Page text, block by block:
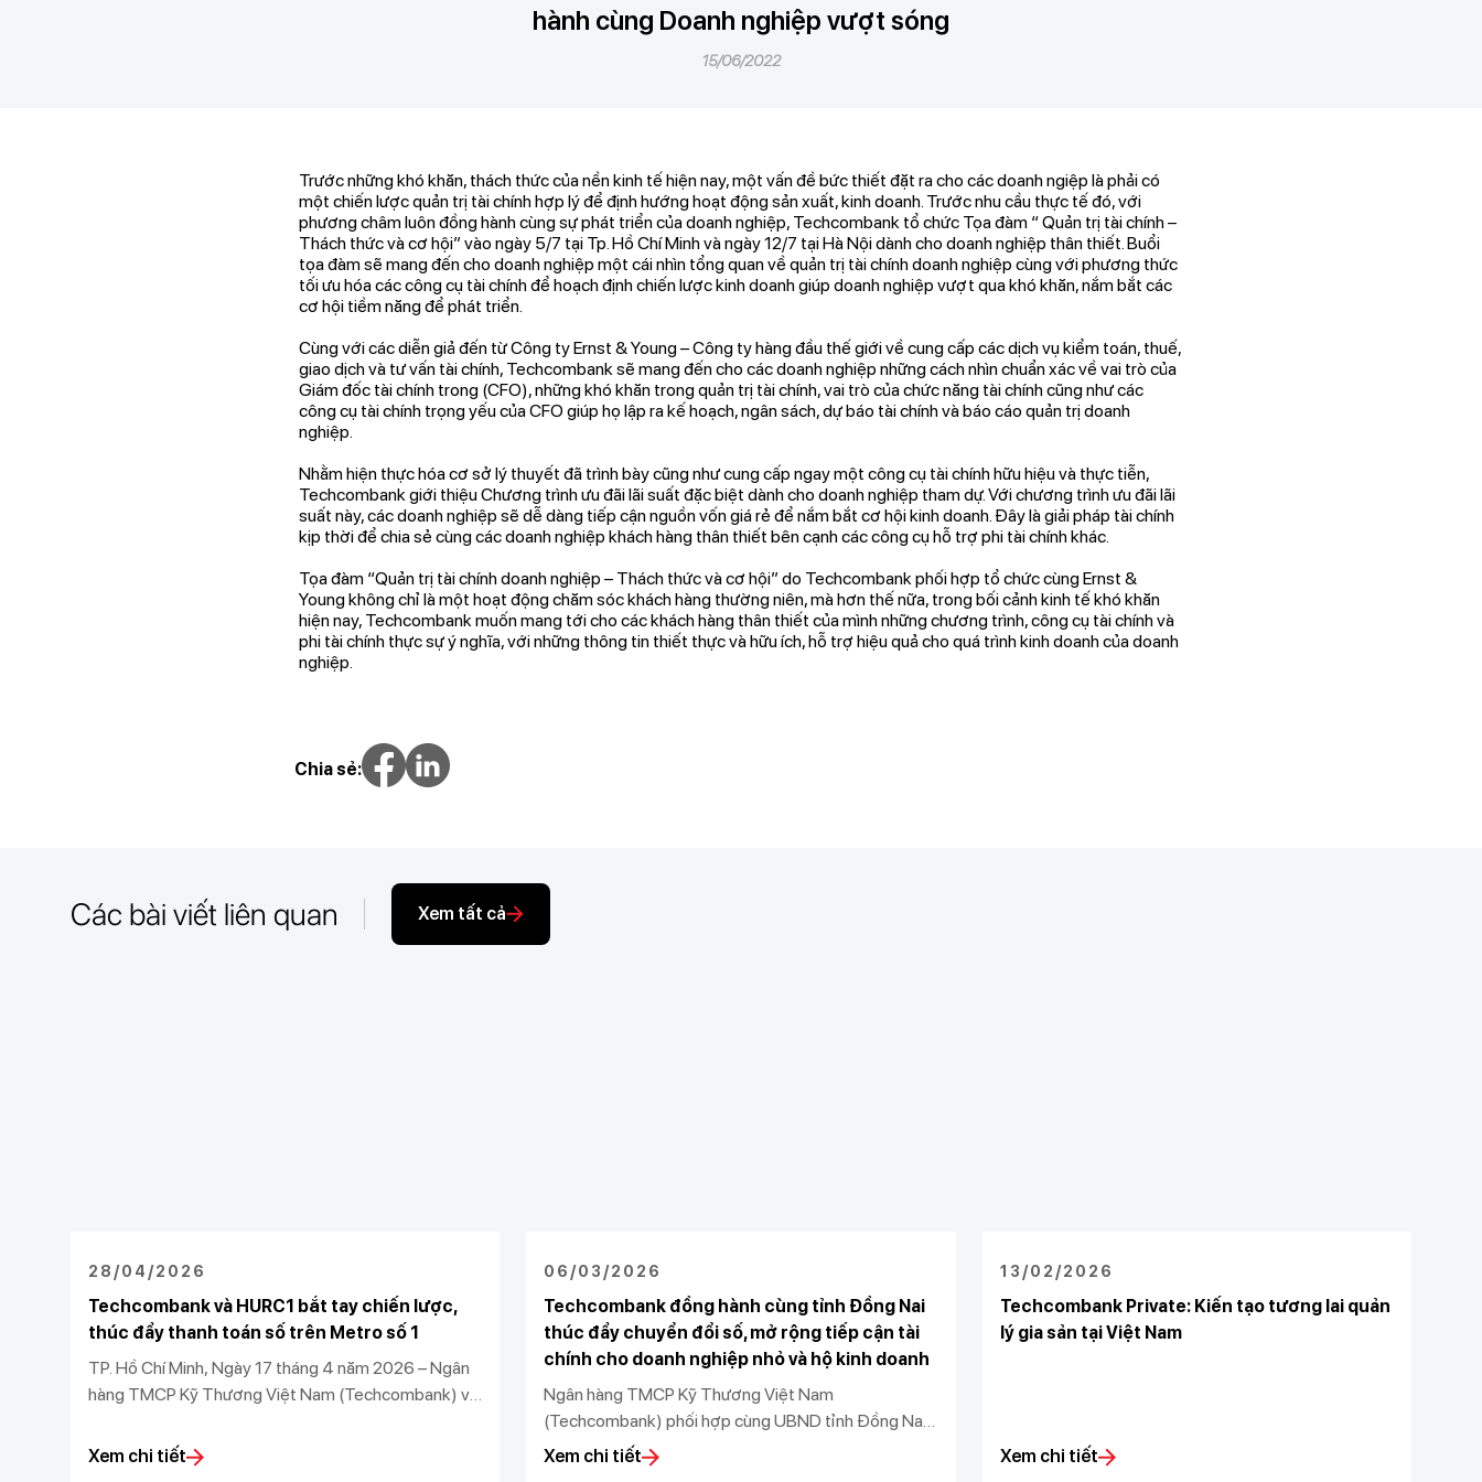
hành cùng Doanh nghiệp vượt sóng
15/06/2022
Trước những khó khăn, thách thức của nền kinh tế hiện nay, một vấn đề bức thiết đặt ra cho các doanh ngiệp là phải có
một chiến lược quản trị tài chính hợp lý để định hướng hoạt động sản xuất, kinh doanh. Trước nhu cầu thực tế đó, với
phương châm luôn đồng hành cùng sự phát triển của doanh nghiệp, Techcombank tổ chức Tọa đàm “ Quản trị tài chính –
Thách thức và cơ hội” vào ngày 5/7 tại Tp. Hồ Chí Minh và ngày 12/7 tại Hà Nội dành cho doanh nghiệp thân thiết. Buổi
tọa đàm sẽ mang đến cho doanh nghiệp một cái nhìn tổng quan về quản trị tài chính doanh nghiệp cùng với phương thức
tối ưu hóa các công cụ tài chính để hoạch định chiến lược kinh doanh giúp doanh nghiệp vượt qua khó khăn, nắm bắt các
cơ hội tiềm năng để phát triển.
Cùng với các diễn giả đến từ Công ty Ernst & Young – Công ty hàng đầu thế giới về cung cấp các dịch vụ kiểm toán, thuế,
giao dịch và tư vấn tài chính, Techcombank sẽ mang đến cho các doanh nghiệp những cách nhìn chuẩn xác về vai trò của
Giám đốc tài chính trong (CFO), những khó khăn trong quản trị tài chính, vai trò của chức năng tài chính cũng như các
công cụ tài chính trọng yếu của CFO giúp họ lập ra kế hoạch, ngân sách, dự báo tài chính và báo cáo quản trị doanh
nghiệp.
Nhằm hiện thực hóa cơ sở lý thuyết đã trình bày cũng như cung cấp ngay một công cụ tài chính hữu hiệu và thực tiễn,
Techcombank giới thiệu Chương trình ưu đãi lãi suất đặc biệt dành cho doanh nghiệp tham dự. Với chương trình ưu đãi lãi
suất này, các doanh nghiệp sẽ dễ dàng tiếp cận nguồn vốn giá rẻ để nắm bắt cơ hội kinh doanh. Đây là giải pháp tài chính
kịp thời để chia sẻ cùng các doanh nghiệp khách hàng thân thiết bên cạnh các công cụ hỗ trợ phi tài chính khác.
Tọa đàm “Quản trị tài chính doanh nghiệp – Thách thức và cơ hội” do Techcombank phối hợp tổ chức cùng Ernst &
Young không chỉ là một hoạt động chăm sóc khách hàng thường niên, mà hơn thế nữa, trong bối cảnh kinh tế khó khăn
hiện nay, Techcombank muốn mang tới cho các khách hàng thân thiết của mình những chương trình, công cụ tài chính và
phi tài chính thực sự ý nghĩa, với những thông tin thiết thực và hữu ích, hỗ trợ hiệu quả cho quá trình kinh doanh của doanh
nghiệp.
Chia sẻ:
Các bài viết liên quan Xem tất cả
28/04/2026
Techcombank và HURC1 bắt tay chiến lược,
thúc đẩy thanh toán số trên Metro số 1
TP. Hồ Chí Minh, Ngày 17 tháng 4 năm 2026 – Ngân
hàng TMCP Kỹ Thương Việt Nam (Techcombank) và
chính thức ký kết thỏa thuận hợp tác chiến lược, mở
ra bước tiến mới trong việc đưa tài chính số vào giao
Xem chi tiết
06/03/2026
Techcombank đồng hành cùng tỉnh Đồng Nai
thúc đẩy chuyển đổi số, mở rộng tiếp cận tài
chính cho doanh nghiệp nhỏ và hộ kinh doanh
Ngân hàng TMCP Kỹ Thương Việt Nam
(Techcombank) phối hợp cùng UBND tỉnh Đồng Nai,
Sở KH&CN tỉnh Đồng Nai, Sở Tài Chính tỉnh Đồng
Nai, Thuế Đồng Nai, Ngân hàng Nhà nước chi nhánh
Xem chi tiết
13/02/2026
Techcombank Private: Kiến tạo tương lai quản
lý gia sản tại Việt Nam
Xem chi tiết